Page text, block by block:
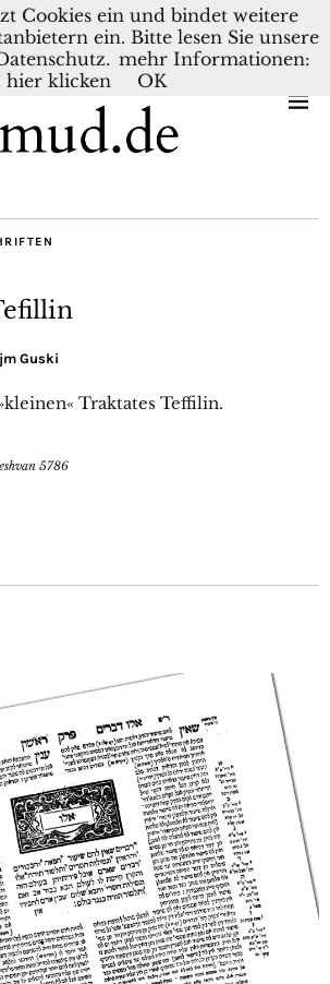
DEUTSCH NEDERLANDS
Guski
Traktates Teffilin.
5786
Cookies ein und bindet weitere
ein. Bitte lesen Sie unsere
mehr Informationen:
hier klicken
OK